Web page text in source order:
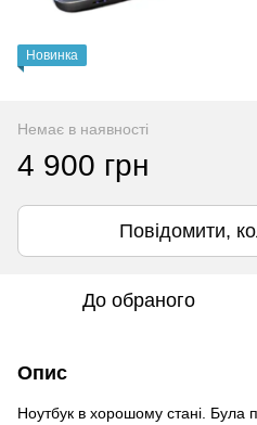
Новинка
Немає в наявності
4 900 грн
Повідомити,
До обраного
Опис
Ноутбук в хорошому стані. Була